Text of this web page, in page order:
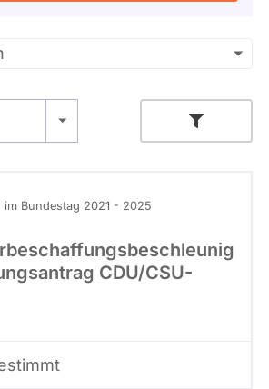
im Bundestag 2021 - 2025
CDU/CSU-